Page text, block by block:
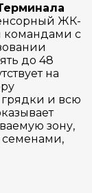
ЖК-
командами с
до 48
на
и всю
зону,
семенами,